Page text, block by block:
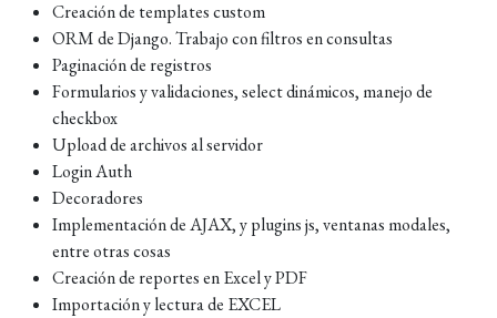
Creación de templates custom
ORM de Django. Trabajo con filtros en consultas
Paginación de registros
Formularios y validaciones, select dinámicos, manejo de
checkbox
Upload de archivos al servidor
Login Auth
Decoradores
Implementación de AJAX, y plugins js, ventanas modales,
entre otras cosas
Creación de reportes en Excel y PDF
Importación y lectura de EXCEL